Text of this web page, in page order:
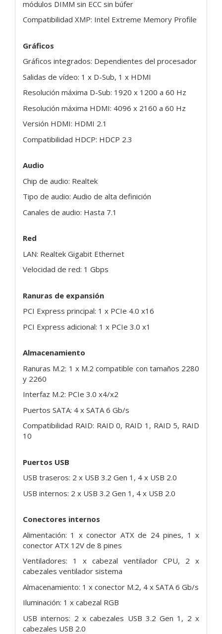
módulos DIMM sin ECC sin búfer
Compatibilidad XMP: Intel Extreme Memory Profile
Gráficos
Gráficos integrados: Dependientes del procesador
Salidas de vídeo: 1 x D-Sub, 1 x HDMI
Resolución máxima D-Sub: 1920 x 1200 a 60 Hz
Resolución máxima HDMI: 4096 x 2160 a 60 Hz
Versión HDMI: HDMI 2.1
Compatibilidad HDCP: HDCP 2.3
Audio
Chip de audio: Realtek
Tipo de audio: Audio de alta definición
Canales de audio: Hasta 7.1
Red
LAN: Realtek Gigabit Ethernet
Velocidad de red: 1 Gbps
Ranuras de expansión
PCI Express principal: 1 x PCIe 4.0 x16
PCI Express adicional: 1 x PCIe 3.0 x1
Almacenamiento
Ranuras M.2: 1 x M.2 compatible con tamaños 2280
y 2260
Interfaz M.2: PCIe 3.0 x4/x2
Puertos SATA: 4 x SATA 6 Gb/s
Compatibilidad RAID: RAID 0, RAID 1, RAID 5, RAID
10
Puertos USB
USB traseros: 2 x USB 3.2 Gen 1, 4 x USB 2.0
USB internos: 2 x USB 3.2 Gen 1, 4 x USB 2.0
Conectores internos
Alimentación: 1 x conector ATX de 24 pines, 1 x
conector ATX 12V de 8 pines
Ventiladores: 1 x cabezal ventilador CPU, 2 x
cabezales ventilador sistema
Almacenamiento: 1 x conector M.2, 4 x SATA 6 Gb/s
Iluminación: 1 x cabezal RGB
USB internos: 2 x cabezales USB 3.2 Gen 1, 2 x
cabezales USB 2.0